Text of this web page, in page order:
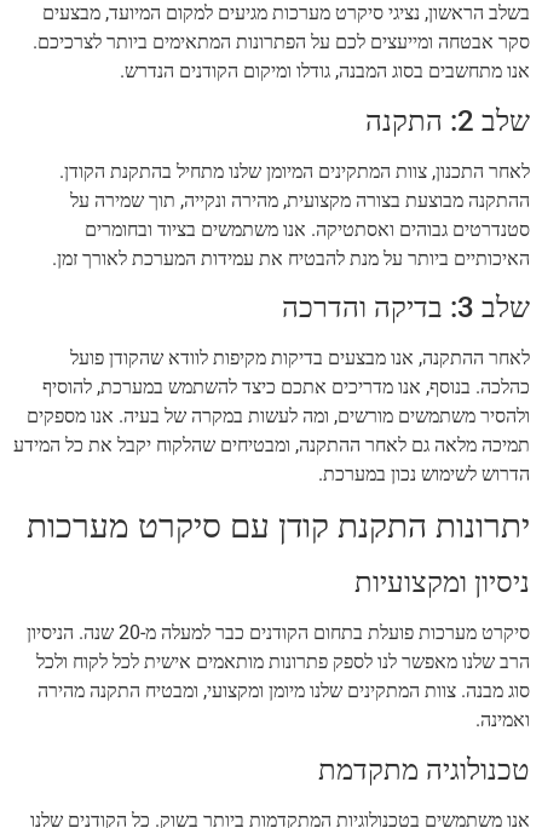
בשלב הראשון, נציגי סיקרט מערכות מגיעים למקום המיועד, מבצעים
סקר אבטחה ומייעצים לכם על הפתרונות המתאימים ביותר לצרכיכם.
אנו מתחשבים בסוג המבנה, גודלו ומיקום הקודנים הנדרש.
שלב 2: התקנה
לאחר התכנון, צוות המתקינים המיומן שלנו מתחיל בהתקנת הקודן.
ההתקנה מבוצעת בצורה מקצועית, מהירה ונקייה, תוך שמירה על
סטנדרטים גבוהים ואסתטיקה. אנו משתמשים בציוד ובחומרים
האיכותיים ביותר על מנת להבטיח את עמידות המערכת לאורך זמן.
שלב 3: בדיקה והדרכה
לאחר ההתקנה, אנו מבצעים בדיקות מקיפות לוודא שהקודן פועל
כהלכה. בנוסף, אנו מדריכים אתכם כיצד להשתמש במערכת, להוסיף
ולהסיר משתמשים מורשים, ומה לעשות במקרה של בעיה. אנו מספקים
תמיכה מלאה גם לאחר ההתקנה, ומבטיחים שהלקוח יקבל את כל המידע
הדרוש לשימוש נכון במערכת.
יתרונות התקנת קודן עם סיקרט מערכות
ניסיון ומקצועיות
סיקרט מערכות פועלת בתחום הקודנים כבר למעלה מ-20 שנה. הניסיון
הרב שלנו מאפשר לנו לספק פתרונות מותאמים אישית לכל לקוח ולכל
סוג מבנה. צוות המתקינים שלנו מיומן ומקצועי, ומבטיח התקנה מהירה
ואמינה.
טכנולוגיה מתקדמת
אנו משתמשים בטכנולוגיות המתקדמות ביותר בשוק. כל הקודנים שלנו